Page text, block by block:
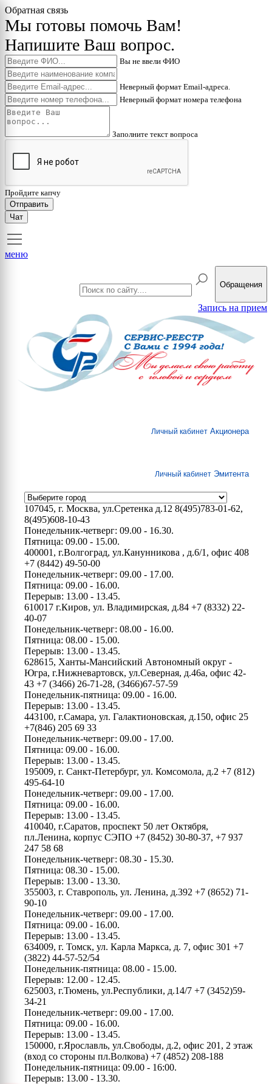
Обратная связь
Мы готовы помочь Вам!
Напишите Ваш вопрос.
Вы не ввели ФИО
Неверный формат Email-адреса.
Неверный формат номера телефона
Заполните текст вопроса
Пройдите капчу
Отправить
Чат
меню
Обращения
Запись на прием
Личный кабинет Акционера
Личный кабинет Эмитента
107045, г. Москва, ул.Сретенка д.12 8(495)783-01-62,
8(495)608-10-43
Понедельник-четверг: 09.00 - 16.30.
Пятница: 09.00 - 15.00.
400001, г.Волгоград, ул.Канунникова , д.6/1, офис 408
+7 (8442) 49-50-00
Понедельник-четверг: 09.00 - 17.00.
Пятница: 09.00 - 16.00.
Перерыв: 13.00 - 13.45.
610017 г.Киров, ул. Владимирская, д.84 +7 (8332) 22-
40-07
Понедельник-четверг: 08.00 - 16.00.
Пятница: 08.00 - 15.00.
Перерыв: 13.00 - 13.45.
628615, Ханты-Мансийский Автономный округ -
Югра, г.Нижневартовск, ул.Северная, д.46а, офис 42-
43 +7 (3466) 26-71-28, (3466)67-57-59
Понедельник-пятница: 09.00 - 16.00.
Перерыв: 13.00 - 13.45.
443100, г.Самара, ул. Галактионовская, д.150, офис 25
+7(846) 205 69 33
Понедельник-четверг: 09.00 - 17.00.
Пятница: 09.00 - 16.00.
Перерыв: 13.00 - 13.45.
195009, г. Санкт-Петербург, ул. Комсомола, д.2 +7 (812)
495-64-10
Понедельник-четверг: 09.00 - 17.00.
Пятница: 09.00 - 16.00.
Перерыв: 13.00 - 13.45.
410040, г.Саратов, проспект 50 лет Октября,
пл.Ленина, корпус СЭПО +7 (8452) 30-80-37, +7 937
247 58 68
Понедельник-четверг: 08.30 - 15.30.
Пятница: 08.30 - 15.00.
Перерыв: 13.00 - 13.30.
355003, г. Ставрополь, ул. Ленина, д.392 +7 (8652) 71-
90-10
Понедельник-четверг: 09.00 - 17.00.
Пятница: 09.00 - 16.00.
Перерыв: 13.00 - 13.45.
634009, г. Томск, ул. Карла Маркса, д. 7, офис 301 +7
(3822) 44-57-52/54
Понедельник-пятница: 08.00 - 15.00.
Перерыв: 12.00 - 12.45.
625003, г.Тюмень, ул.Республики, д.14/7 +7 (3452)59-
34-21
Понедельник-четверг: 09.00 - 17.00.
Пятница: 09.00 - 16.00.
Перерыв: 13.00 - 13.45.
150000, г.Ярославль, ул.Свободы, д.2, офис 201, 2 этаж
(вход со стороны пл.Волкова) +7 (4852) 208-188
Понедельник-пятница: 09.00 - 16:00.
Перерыв: 13.00 - 13.30.